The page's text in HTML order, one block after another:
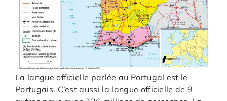
La langue officielle parlée au Portugal est le
Portugais. C’est aussi la langue officielle de 9